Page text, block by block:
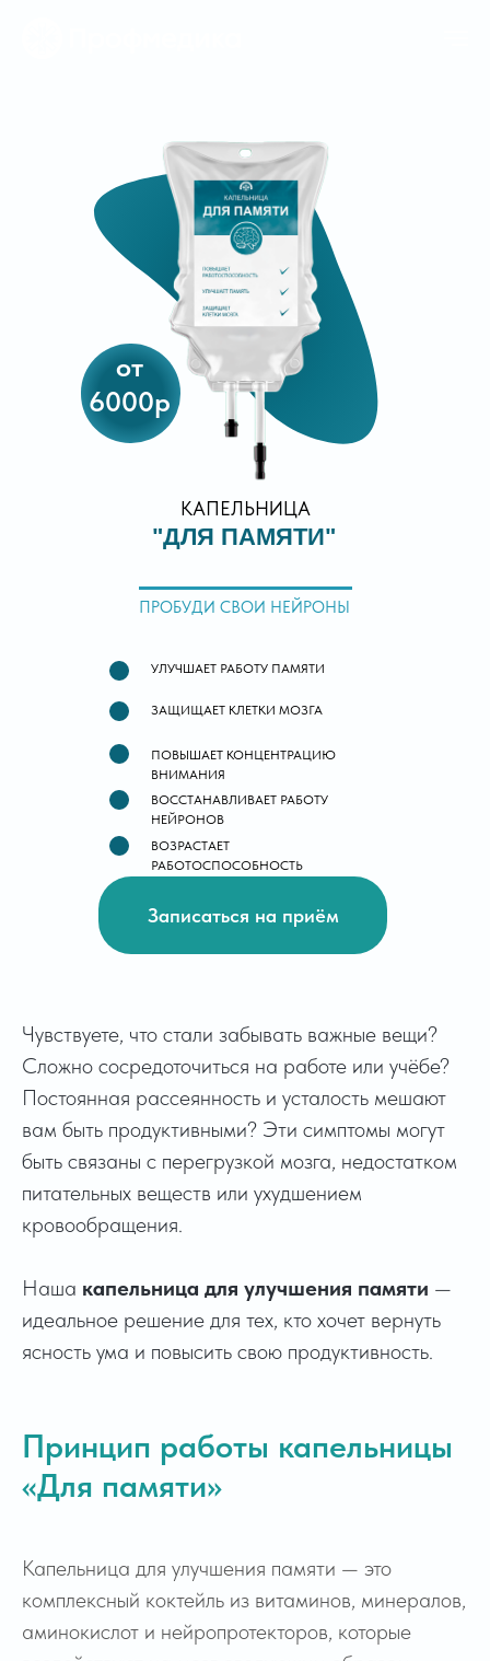
ПРОБУДИ СВОИ НЕЙРОНЫ
УЛУЧШАЕТ РАБОТУ ПАМЯТИ
ЗАЩИЩАЕТ КЛЕТКИ МОЗГА
ПОВЫШАЕТ КОНЦЕНТРАЦИЮ
ВНИМАНИЯ
ВОССТАНАВЛИВАЕТ РАБОТУ
НЕЙРОНОВ
ВОЗРАСТАЕТ
РАБОТОСПОСОБНОСТЬ
Записаться на приём
КАПЕЛЬНИЦА
от
6000р
"ДЛЯ ПАМЯТИ"
Чувствуете, что стали забывать важные вещи?
Сложно сосредоточиться на работе или учёбе?
Постоянная рассеянность и усталость мешают
вам быть продуктивными? Эти симптомы могут
быть связаны с перегрузкой мозга, недостатком
питательных веществ или ухудшением
кровообращения.
Наша капельница для улучшения памяти —
идеальное решение для тех, кто хочет вернуть
ясность ума и повысить свою продуктивность.
Принцип работы капельницы
«Для памяти»
Капельница для улучшения памяти — это
комплексный коктейль из витаминов, минералов,
аминокислот и нейропротекторов, которые